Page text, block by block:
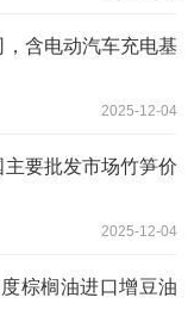
含电动汽车充电基
2025-12-04
要批发市场竹笋价
2025-12-04
棕榈油进口增豆油